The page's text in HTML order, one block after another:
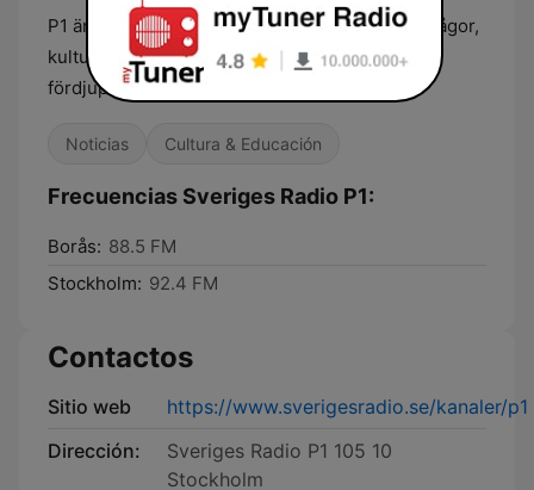
P1 är kanalen som bevakar nyheter, samhällsfrågor,
kultur, vetenskap och livsstil. Lyssna direkt och
fördjupa dig.
Noticias Cultura & Educación
Frecuencias Sveriges Radio P1:
Borås: 88.5 FM
Stockholm: 92.4 FM
Contactos
Sitio web
https://www.sverigesradio.se/kanaler/p1
Dirección:
Sveriges Radio P1 105 10
Stockholm